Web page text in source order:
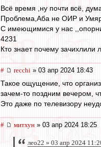
Всё время ,ну почти всё,
Проблема,Аба не ОИР и
C имеющимися у нас
4231
Кто знает почему зачихлили
# recchi » 03 апр 2024 18:43
Такое ощущение, что
зачем-то поздним вечером,
Это даже по телевизору
# митхун » 03 апр 2024 18:25
лео22 » 03 апр 2024